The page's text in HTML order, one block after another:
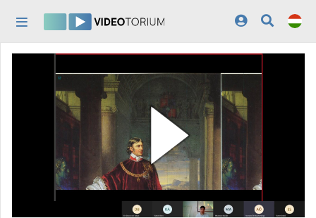
Bejelentkezés
Felfedezés
Kategóriák
Lejátszási listák